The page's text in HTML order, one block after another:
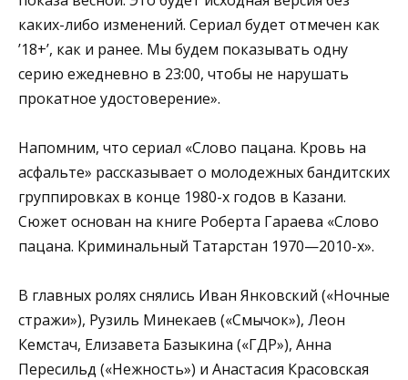
каких-либо изменений. Сериал будет отмечен как
’18+’, как и ранее. Мы будем показывать одну
серию ежедневно в 23:00, чтобы не нарушать
прокатное удостоверение».
Напомним, что сериал «Слово пацана. Кровь на
асфальте» рассказывает о молодежных бандитских
группировках в конце 1980-х годов в Казани.
Сюжет основан на книге Роберта Гараева «Слово
пацана. Криминальный Татарстан 1970—2010-х».
В главных ролях снялись Иван Янковский («Ночные
стражи»), Рузиль Минекаев («Смычок»), Леон
Кемстач, Елизавета Базыкина («ГДР»), Анна
Пересильд («Нежность») и Анастасия Красовская